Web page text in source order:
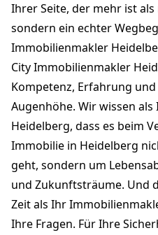
Ihrer Seite, der mehr ist
sondern ein echter
Immobilienmakler
City Immobilienmakler
Kompetenz, Erfahrung
Augenhöhe. Wir wissen
Heidelberg, dass es beim
Immobilie in Heidelberg
geht, sondern um
und Zukunftsträume. Und
Zeit als Ihr
Ihre Fragen. Für Ihre